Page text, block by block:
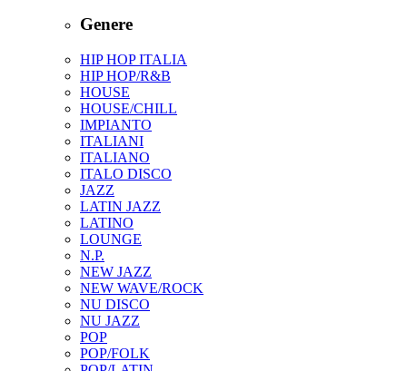
Genere
HIP HOP ITALIA
HIP HOP/R&B
HOUSE
HOUSE/CHILL
IMPIANTO
ITALIANI
ITALIANO
ITALO DISCO
JAZZ
LATIN JAZZ
LATINO
LOUNGE
N.P.
NEW JAZZ
NEW WAVE/ROCK
NU DISCO
NU JAZZ
POP
POP/FOLK